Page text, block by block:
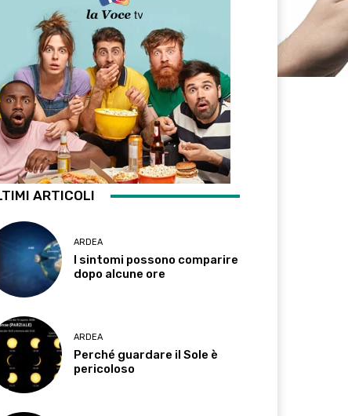
ARTICOLI
ARDEA
I sintomi possono comparire
dopo alcune ore
ARDEA
Perché guardare il Sole è
pericoloso